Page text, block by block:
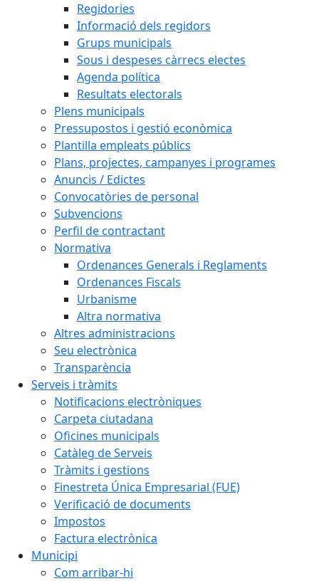
Regidories
Informació dels regidors
Grups municipals
Sous i despeses càrrecs electes
Agenda política
Resultats electorals
Plens municipals
Pressupostos i gestió econòmica
Plantilla empleats públics
Plans, projectes, campanyes i programes
Anuncis / Edictes
Convocatòries de personal
Subvencions
Perfil de contractant
Normativa
Ordenances Generals i Reglaments
Ordenances Fiscals
Urbanisme
Altra normativa
Altres administracions
Seu electrònica
Transparència
Serveis i tràmits
Notificacions electròniques
Carpeta ciutadana
Oficines municipals
Catàleg de Serveis
Tràmits i gestions
Finestreta Única Empresarial (FUE)
Verificació de documents
Impostos
Factura electrònica
Municipi
Com arribar-hi